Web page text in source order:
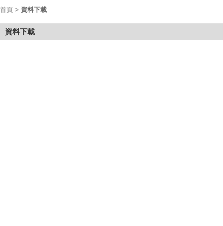
首頁 > 資料下載
資料下載